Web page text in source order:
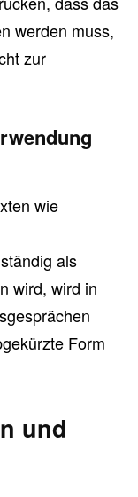
werden muss,
zur
wie
als
wird, wird in
Form
und